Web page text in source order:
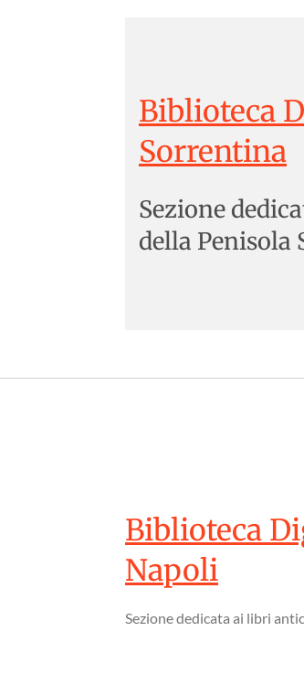
Biblioteca
Sorrentina
Sezione
della Penisola
Biblioteca
Napoli
Sezione dedicata ai libri